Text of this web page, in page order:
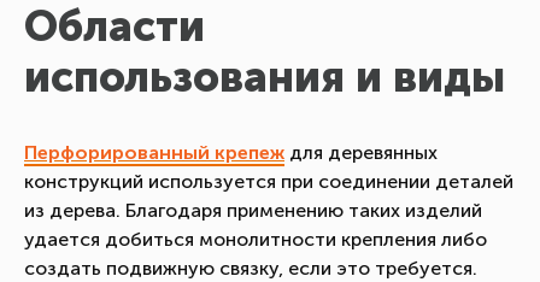
Области
использования и виды
Перфорированный крепеж для деревянных
конструкций используется при соединении деталей
из дерева. Благодаря применению таких изделий
удается добиться монолитности крепления либо
создать подвижную связку, если это требуется.